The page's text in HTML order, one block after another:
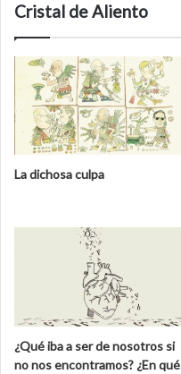
Cristal de Aliento
La dichosa culpa
¿Qué iba a ser de nosotros si
no nos encontramos? ¿En qué